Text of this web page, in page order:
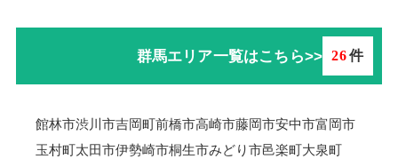
群馬エリア一覧はこちら>> 26件
館林市渋川市吉岡町前橋市高崎市藤岡市安中市富岡市
玉村町太田市伊勢崎市桐生市みどり市邑楽町大泉町